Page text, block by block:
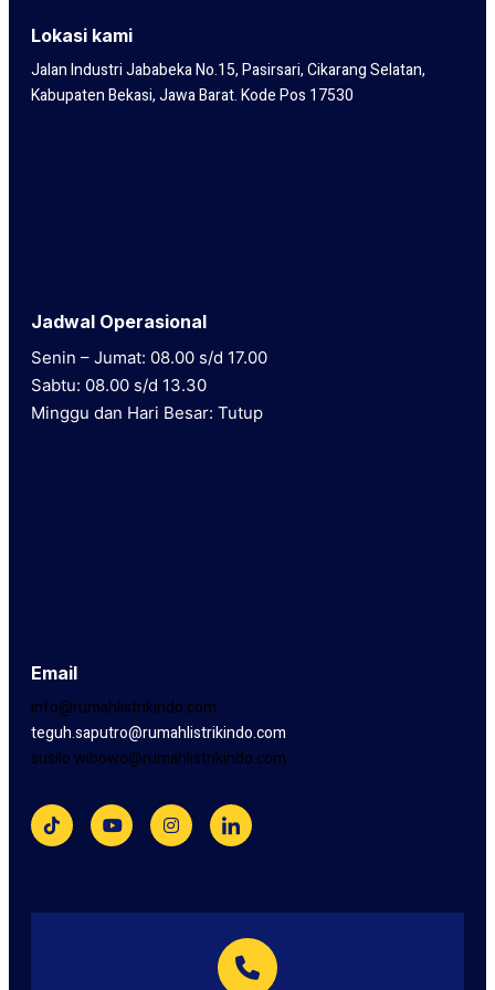
Lokasi kami
Jalan Industri Jababeka No.15, Pasirsari, Cikarang Selatan,
Kabupaten Bekasi, Jawa Barat. Kode Pos 17530
Jadwal Operasional
Senin – Jumat: 08.00 s/d 17.00
Sabtu: 08.00 s/d 13.30
Minggu dan Hari Besar: Tutup
Email
info@rumahlistrikindo.com
teguh.saputro@rumahlistrikindo.com
susilo.wibowo@rumahlistrikindo.com